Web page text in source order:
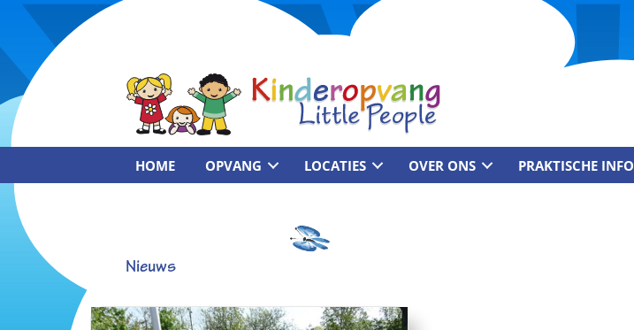
HOME OPVANG LOCATIES OVER ONS PRAKTISCHE INFO
Nieuws